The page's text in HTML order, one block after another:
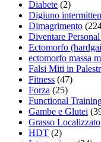
Diabete (2)
Digiuno
Dimagrimento
Diventare
Ectomorfo
ectomorfo massa
Falsi Miti in
Fitness (47)
Forza (25)
Functional
Gambe e Glutei
Grasso Localizzato
HDT (2)